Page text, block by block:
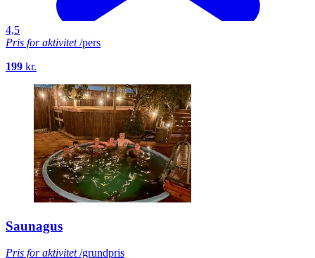
4,5
Pris for aktivitet/pers
199 kr.
Saunagus
Pris for aktivitet/grundpris